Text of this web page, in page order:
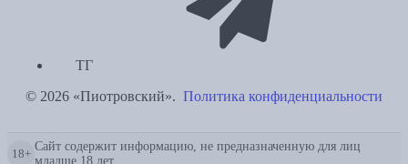
ТГ
© 2026 «Пиотровский». Политика конфиденциальности
18+
Сайт содержит информацию, не предназначенную для лиц
младше 18 лет